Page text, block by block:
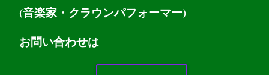
(音楽家・クラウンパフォーマー)
お問い合わせは